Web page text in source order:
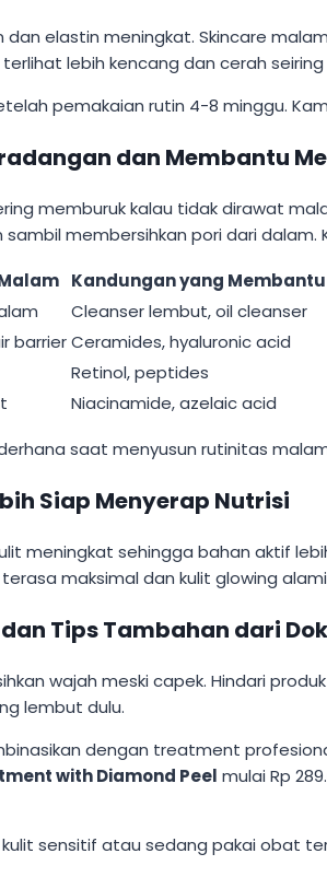
dan elastin meningkat. Skincare
lebih kencang dan cerah seiring
pemakaian rutin 4-8 minggu.
dan Membantu
memburuk kalau tidak dirawat
membersihkan pori dari
Kandungan yang Membantu
Cleanser lembut, oil cleanser
barrierCeramides, hyaluronic acid
Retinol, peptides
Niacinamide, azelaic acid
saat menyusun rutinitas
Siap Menyerap Nutrisi
meningkat sehingga bahan aktif
maksimal dan kulit glowing
Tips Tambahan dari
wajah meski capek. Hindari
lembut dulu.
dengan treatment
with Diamond Peel mulai Rp
kulit sensitif atau sedang pakai obat